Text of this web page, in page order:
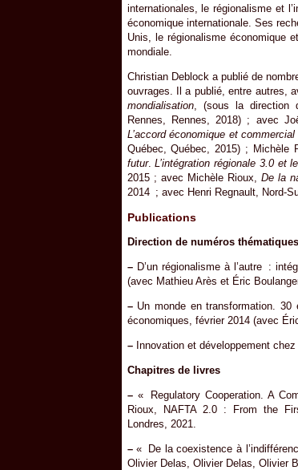
internationales, le régionalisme et
économique internationale. Ses
Unis, le régionalisme économique
mondiale.
Christian Deblock a publié de
ouvrages. Il a publié, entre autres,
mondialisation, (sous la direction
Rennes, Rennes, 2018) ; avec
L’accord économique et
Québec, Québec, 2015) ;
futur.L’intégration régionale 3.0 et
2015 ; avec Michèle Rioux,De la
2014 ; avec Henri Regnault, Nord-
Publications
Direction de numéros thématiques
–D’un régionalisme à l’autre :
(avec Mathieu Arès et Éric
–Un monde en transformation. 30
économiques, février 2014 (avec
–Innovation et développement chez
Chapitres de livres
–« Regulatory Cooperation. A
Rioux, NAFTA 2.0 : From the
Londres, 2021.
–« De la coexistence à
Olivier Delas, Olivier Delas, Olivier